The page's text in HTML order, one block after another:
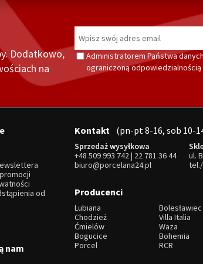
Dodatkowo,
na
Administratorem Państwa
ograniczoną odpowiedzialnością
od
Kontakt (pn-pt 8-16, sob 10-
Sprzedaż wysyłkowa
+48 509 993 742| 22 781 36 44
biuro@porcelana24.pl
ul.
Producenci
Lubiana
Bolesławiec
Chodzież
Villa Italia
Ćmielów
Waza
Bogucice
Bohemia
Porcel
RCR
nam